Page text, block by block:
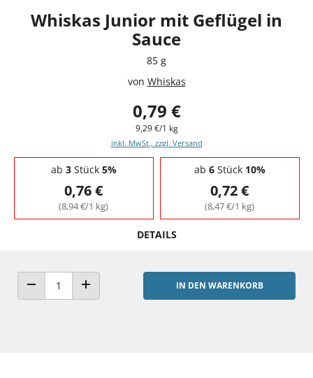
Whiskas Junior mit Geflügel in
Sauce
85 g
von Whiskas
0,79 €
9,29 €/1 kg
inkl. MwSt., zzgl. Versand
Staffelpreise - Mengenrabatt
ab 3Stück 5%
0,76 €
(8,94 €/1 kg)
ab 6Stück 10%
0,72 €
(8,47 €/1 kg)
DETAILS
ANZAHL VERRINGERNANZAHL ERHÖHEN
IN DEN WARENKORB